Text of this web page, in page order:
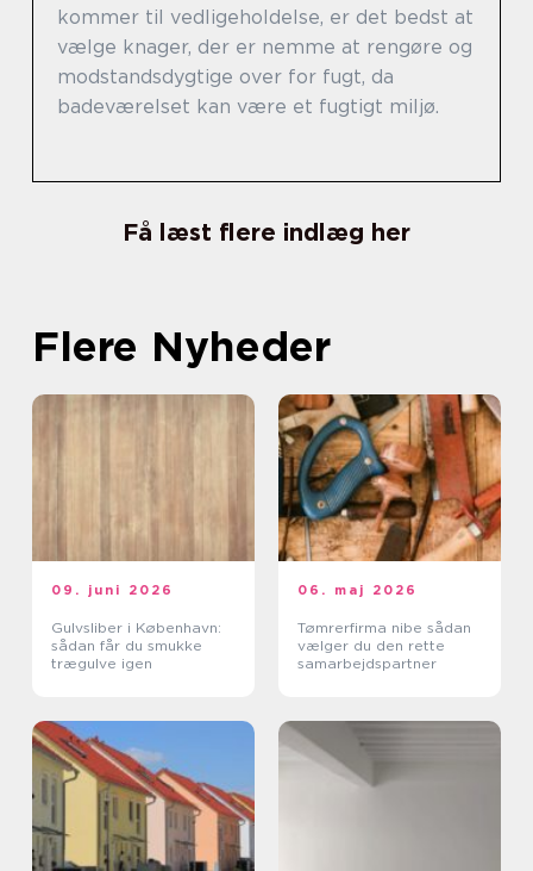
kommer til vedligeholdelse, er det bedst at
vælge knager, der er nemme at rengøre og
modstandsdygtige over for fugt, da
badeværelset kan være et fugtigt miljø.
Få læst flere indlæg her
Flere Nyheder
09. juni 2026
Gulvsliber i København:
sådan får du smukke
trægulve igen
06. maj 2026
Tømrerfirma nibe sådan
vælger du den rette
samarbejdspartner